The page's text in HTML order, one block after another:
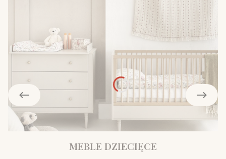
MEBLE DZIECIĘCE